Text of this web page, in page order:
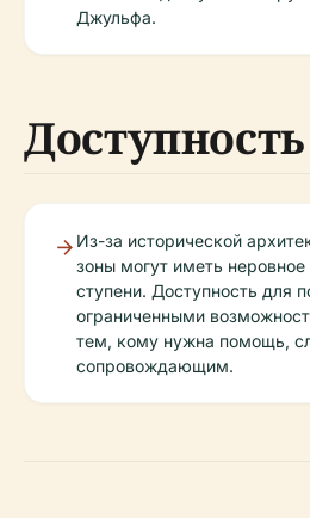
Джульфа.
Доступность
Из-за исторической
зоны могут иметь
ступени. Доступность для
ограниченными
тем, кому нужна помощь,
сопровождающим.